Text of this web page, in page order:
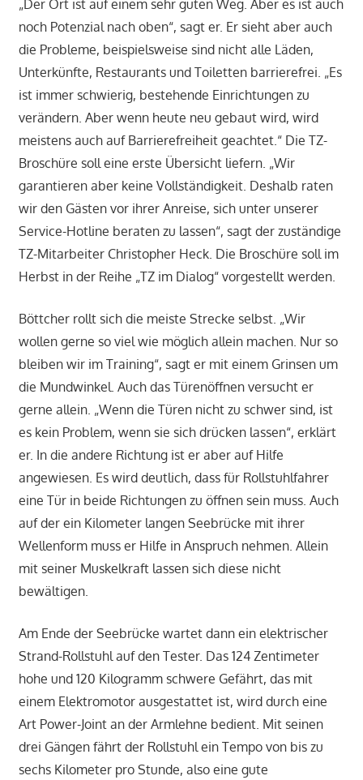
„Der Ort ist auf einem sehr guten Weg. Aber es ist auch
noch Potenzial nach oben“, sagt er. Er sieht aber auch
die Probleme, beispielsweise sind nicht alle Läden,
Unterkünfte, Restaurants und Toiletten barrierefrei. „Es
ist immer schwierig, bestehende Einrichtungen zu
verändern. Aber wenn heute neu gebaut wird, wird
meistens auch auf Barrierefreiheit geachtet.“ Die TZ-
Broschüre soll eine erste Übersicht liefern. „Wir
garantieren aber keine Vollständigkeit. Deshalb raten
wir den Gästen vor ihrer Anreise, sich unter unserer
Service-Hotline beraten zu lassen“, sagt der zuständige
TZ-Mitarbeiter Christopher Heck. Die Broschüre soll im
Herbst in der Reihe „TZ im Dialog“ vorgestellt werden.
Böttcher rollt sich die meiste Strecke selbst. „Wir
wollen gerne so viel wie möglich allein machen. Nur so
bleiben wir im Training“, sagt er mit einem Grinsen um
die Mundwinkel. Auch das Türenöffnen versucht er
gerne allein. „Wenn die Türen nicht zu schwer sind, ist
es kein Problem, wenn sie sich drücken lassen“, erklärt
er. In die andere Richtung ist er aber auf Hilfe
angewiesen. Es wird deutlich, dass für Rollstuhlfahrer
eine Tür in beide Richtungen zu öffnen sein muss. Auch
auf der ein Kilometer langen Seebrücke mit ihrer
Wellenform muss er Hilfe in Anspruch nehmen. Allein
mit seiner Muskelkraft lassen sich diese nicht
bewältigen.
Am Ende der Seebrücke wartet dann ein elektrischer
Strand-Rollstuhl auf den Tester. Das 124 Zentimeter
hohe und 120 Kilogramm schwere Gefährt, das mit
einem Elektromotor ausgestattet ist, wird durch eine
Art Power-Joint an der Armlehne bedient. Mit seinen
drei Gängen fährt der Rollstuhl ein Tempo von bis zu
sechs Kilometer pro Stunde, also eine gute